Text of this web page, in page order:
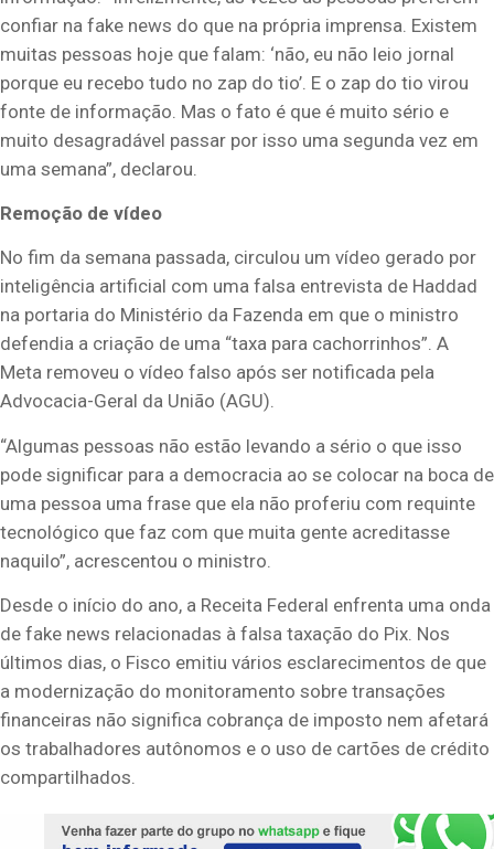
confiar na fake news do que na própria imprensa. Existem
muitas pessoas hoje que falam: ‘não, eu não leio jornal
porque eu recebo tudo no zap do tio’. E o zap do tio virou
fonte de informação. Mas o fato é que é muito sério e
muito desagradável passar por isso uma segunda vez em
uma semana”, declarou.
Remoção de vídeo
No fim da semana passada, circulou um vídeo gerado por
inteligência artificial com uma falsa entrevista de Haddad
na portaria do Ministério da Fazenda em que o ministro
defendia a criação de uma “taxa para cachorrinhos”. A
Meta removeu o vídeo falso após ser notificada pela
Advocacia-Geral da União (AGU).
“Algumas pessoas não estão levando a sério o que isso
pode significar para a democracia ao se colocar na boca de
uma pessoa uma frase que ela não proferiu com requinte
tecnológico que faz com que muita gente acreditasse
naquilo”, acrescentou o ministro.
Desde o início do ano, a Receita Federal enfrenta uma onda
de fake news relacionadas à falsa taxação do Pix. Nos
últimos dias, o Fisco emitiu vários esclarecimentos de que
a modernização do monitoramento sobre transações
financeiras não significa cobrança de imposto nem afetará
os trabalhadores autônomos e o uso de cartões de crédito
compartilhados.